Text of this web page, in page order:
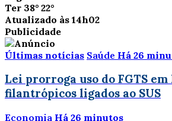
Ter 38° 22°
Atualizado às 14h02
Publicidade
Últimas notícias Saúde Há 26
Lei prorroga uso do FGTS
filantrópicos ligados ao SUS
Economia Há 26 minutos